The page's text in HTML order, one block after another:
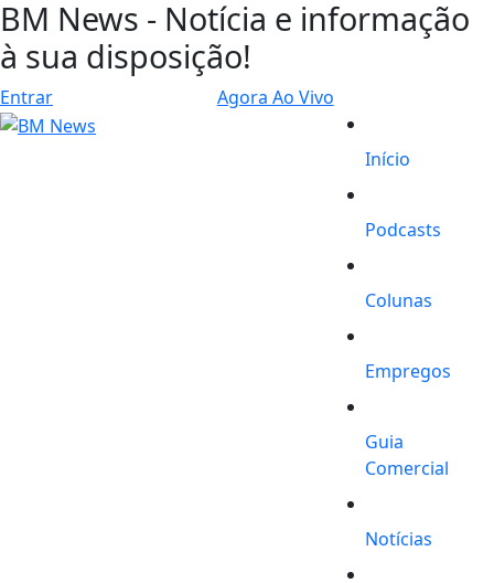
BM News - Notícia e informação
à sua disposição!
Entrar Agora Ao Vivo
Início
Podcasts
Colunas
Empregos
Guia
Comercial
Notícias